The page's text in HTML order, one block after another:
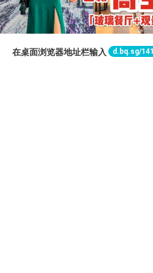
在桌面浏览器地址栏输入 d.bq.sg/